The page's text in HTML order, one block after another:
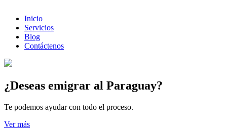
Inicio
Servicios
Blog
Contáctenos
¿Deseas emigrar al Paraguay?
Te podemos ayudar con todo el proceso.
Ver más